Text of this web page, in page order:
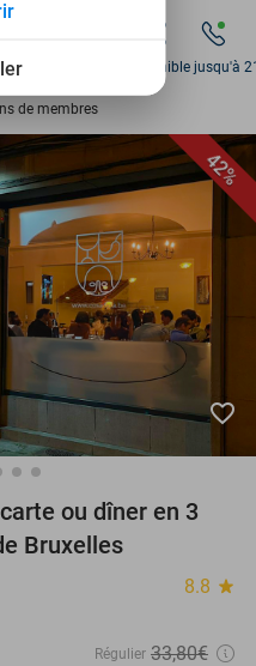
15.000 deals
par semaine
de membres
9,4 basé sur 206 134 avis
15.000 deals
par semaine
de membres
Disponible jusqu'à
42%
favorite_border
ou dîner en 3
Bruxelles
8.8 star
Régulier 33,80€